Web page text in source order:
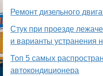
Ремонт дизельного
Стук при проезде
и варианты устранения
Топ 5 самых
автокондиционера